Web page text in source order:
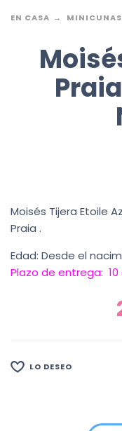
EN CASA MINICUNAS
Moisés Tijera Etoile
Praia .
Edad: Desde el
Plazo de entrega:
LO DESEO